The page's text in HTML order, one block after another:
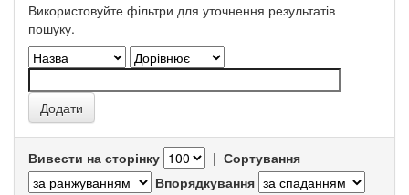
Використовуйте фільтри для уточнення результатів
пошуку.
Вивести на сторінку | Сортування
Впорядкування